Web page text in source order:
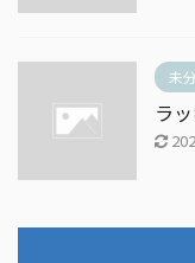
未
ラ